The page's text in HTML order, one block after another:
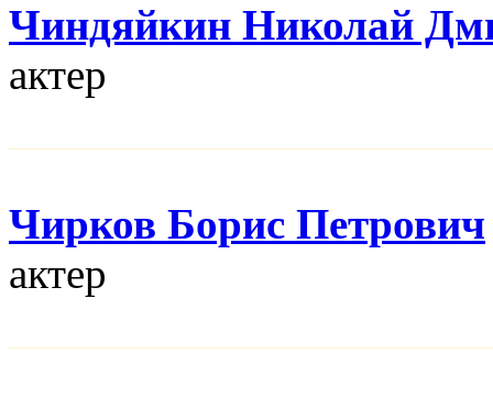
Чиндяйкин Николай
актер
Чирков Борис Петрович
актер